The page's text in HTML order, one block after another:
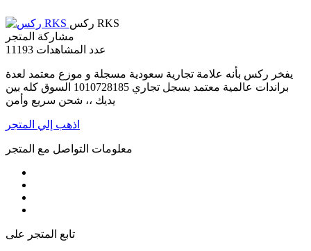
ركس RKS
مشاركة المتجر
عدد المشاهدات 11193
يفخر ركس بأنه علامة تجارية سعودية مسجلة و موزع معتمد لعدة
براندات عالمية معتمد بسجل تجاري 1010728185 السوق كله بين
يديك ،، شحن سريع وأمن
اذهب إلي المتجر
معلومات التواصل مع المتجر
تابع المتجر على